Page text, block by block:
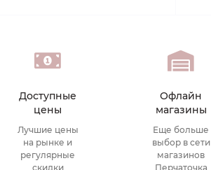
Доступные
цены
Лучшие цены
на рынке и
регулярные
скидки
Офлайн
магазины
Еще больше
выбор в сети
магазинов
Перчаточка